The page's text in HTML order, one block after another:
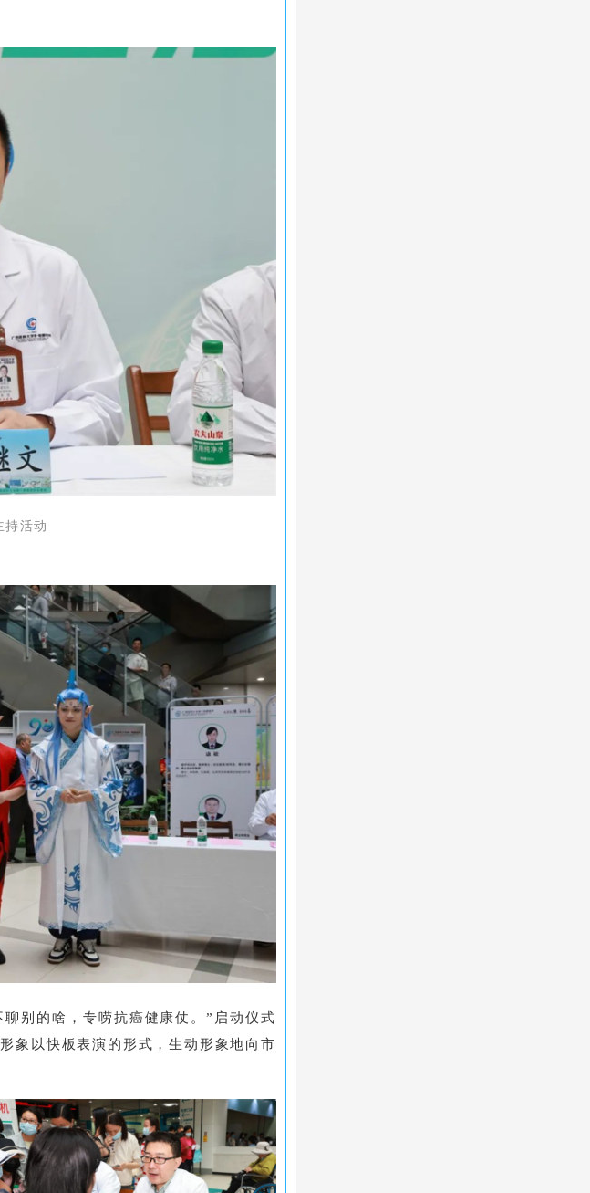
持活动
别的啥，专唠抗癌健康仗。”启动仪式
象以快板表演的形式，生动形象地向市